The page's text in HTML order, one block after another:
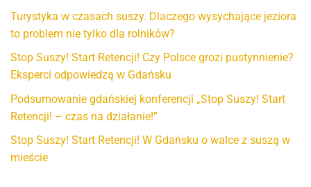
Turystyka w czasach suszy. Dlaczego wysychające jeziora
to problem nie tylko dla rolników?
Stop Suszy! Start Retencji! Czy Polsce grozi pustynnienie?
Eksperci odpowiedzą w Gdańsku
Podsumowanie gdańskiej konferencji „Stop Suszy! Start
Retencji! – czas na działanie!”
Stop Suszy! Start Retencji! W Gdańsku o walce z suszą w
mieście